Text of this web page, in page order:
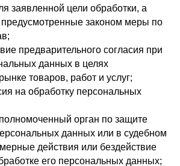
заявленной цели обработки, а
законом меры по
предварительного согласия при
данных в целях
товаров, работ и услуг;
на обработку персональных
орган по защите
данных или в судебном
действия или бездействие
его персональных данных;